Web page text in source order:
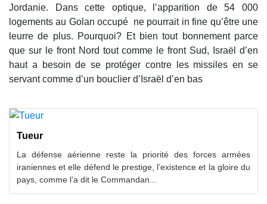
Jordanie. Dans cette optique, l’apparition de 54 000
logements au Golan occupé ne pourrait in fine qu’être une
leurre de plus. Pourquoi? Et bien tout bonnement parce
que sur le front Nord tout comme le front Sud, Israël d’en
haut a besoin de se protéger contre les missiles en se
servant comme d’un bouclier d’Israël d’en bas
Tueur
La défense aérienne reste la priorité des forces armées
iraniennes et elle défend le prestige, l’existence et la gloire du
pays, comme l’a dit le Commandan...